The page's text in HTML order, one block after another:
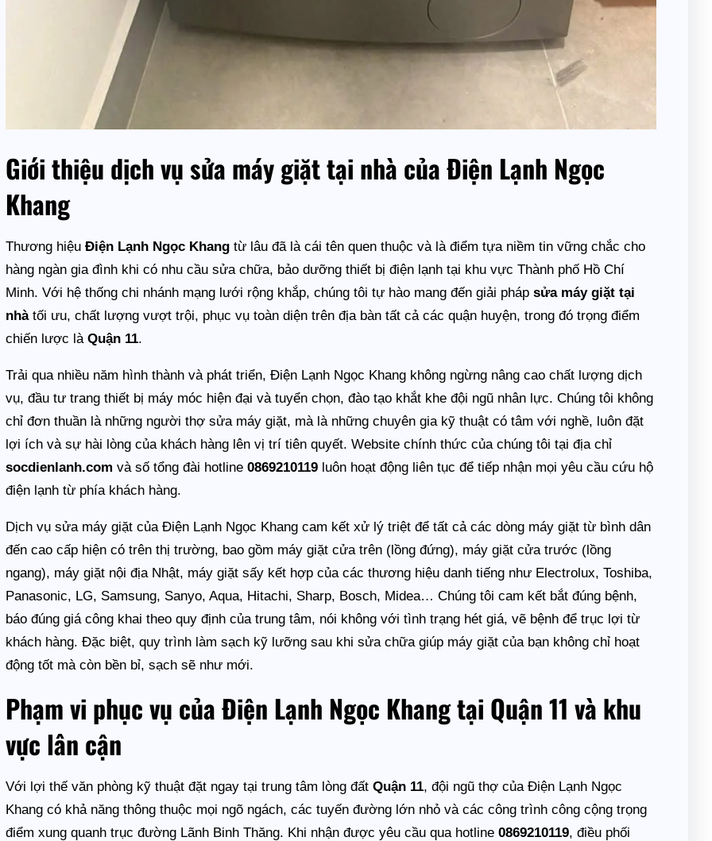
Giới thiệu dịch vụ sửa máy giặt tại nhà của Điện Lạnh Ngọc
Khang
Thương hiệuĐiện Lạnh Ngọc Khang từ lâu đã là cái tên quen thuộc và là điểm tựa niềm tin vững chắc cho
hàng ngàn gia đình khi có nhu cầu sửa chữa, bảo dưỡng thiết bị điện lạnh tại khu vực Thành phố Hồ Chí
Minh. Với hệ thống chi nhánh mạng lưới rộng khắp, chúng tôi tự hào mang đến giải phápsửa máy giặt tại
nhàtối ưu, chất lượng vượt trội, phục vụ toàn diện trên địa bàn tất cả các quận huyện, trong đó trọng điểm
chiến lược làQuận 11.
Trải qua nhiều năm hình thành và phát triển, Điện Lạnh Ngọc Khang không ngừng nâng cao chất lượng dịch
vụ, đầu tư trang thiết bị máy móc hiện đại và tuyển chọn, đào tạo khắt khe đội ngũ nhân lực. Chúng tôi không
chỉ đơn thuần là những người thợ sửa máy giặt, mà là những chuyên gia kỹ thuật có tâm với nghề, luôn đặt
lợi ích và sự hài lòng của khách hàng lên vị trí tiên quyết. Website chính thức của chúng tôi tại địa chỉ
socdienlanh.com và số tổng đài hotline0869210119 luôn hoạt động liên tục để tiếp nhận mọi yêu cầu cứu hộ
điện lạnh từ phía khách hàng.
Dịch vụ sửa máy giặt của Điện Lạnh Ngọc Khang cam kết xử lý triệt để tất cả các dòng máy giặt từ bình dân
đến cao cấp hiện có trên thị trường, bao gồm máy giặt cửa trên (lồng đứng), máy giặt cửa trước (lồng
ngang), máy giặt nội địa Nhật, máy giặt sấy kết hợp của các thương hiệu danh tiếng như Electrolux, Toshiba,
Panasonic, LG, Samsung, Sanyo, Aqua, Hitachi, Sharp, Bosch, Midea… Chúng tôi cam kết bắt đúng bệnh,
báo đúng giá công khai theo quy định của trung tâm, nói không với tình trạng hét giá, vẽ bệnh để trục lợi từ
khách hàng. Đặc biệt, quy trình làm sạch kỹ lưỡng sau khi sửa chữa giúp máy giặt của bạn không chỉ hoạt
động tốt mà còn bền bỉ, sạch sẽ như mới.
Phạm vi phục vụ của Điện Lạnh Ngọc Khang tại Quận 11 và khu
vực lân cận
Với lợi thế văn phòng kỹ thuật đặt ngay tại trung tâm lòng đấtQuận 11, đội ngũ thợ của Điện Lạnh Ngọc
Khang có khả năng thông thuộc mọi ngõ ngách, các tuyến đường lớn nhỏ và các công trình công cộng trọng
điểm xung quanh trục đường Lãnh Binh Thăng. Khi nhận được yêu cầu qua hotline0869210119, điều phối